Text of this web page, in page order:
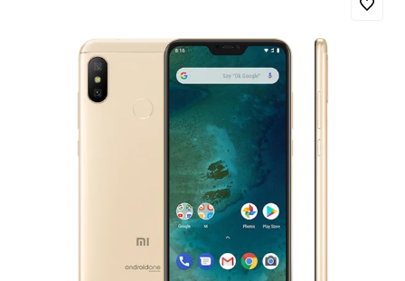
Оплачивайте сегодня только
% картой любого банка
Получайте товар
выбранный способом
Оставшиеся
% будут
списыватьсяс вашей карты